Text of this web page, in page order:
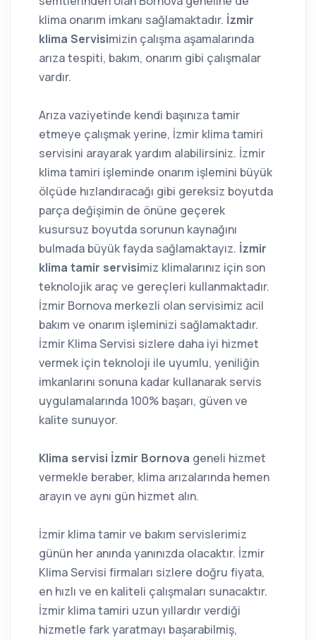
klima onarım imkanı sağlamaktadır. İzmir
klima Servisimizin çalışma aşamalarında
arıza tespiti, bakım, onarım gibi çalışmalar
vardır.
Arıza vaziyetinde kendi başınıza tamir
etmeye çalışmak yerine, İzmir klima tamiri
servisini arayarak yardım alabilirsiniz. İzmir
klima tamiri işleminde onarım işlemini büyük
ölçüde hızlandıracağı gibi gereksiz boyutda
parça değişimin de önüne geçerek
kusursuz boyutda sorunun kaynağını
bulmada büyük fayda sağlamaktayız. İzmir
klima tamir servisimiz klimalarınız için son
teknolojik araç ve gereçleri kullanmaktadır.
İzmir Bornova merkezli olan servisimiz acil
bakım ve onarım işleminizi sağlamaktadır.
İzmir Klima Servisi sizlere daha iyi hizmet
vermek için teknoloji ile uyumlu, yeniliğin
imkanlarını sonuna kadar kullanarak servis
uygulamalarında 100% başarı, güven ve
kalite sunuyor.
Klima servisi İzmir Bornova geneli hizmet
vermekle beraber, klima arızalarında hemen
arayın ve aynı gün hizmet alın.
İzmir klima tamir ve bakım servislerimiz
günün her anında yanınızda olacaktır. İzmir
Klima Servisi firmaları sizlere doğru fiyata,
en hızlı ve en kaliteli çalışmaları sunacaktır.
İzmir klima tamiri uzun yıllardır verdiği
hizmetle fark yaratmayı başarabilmiş,